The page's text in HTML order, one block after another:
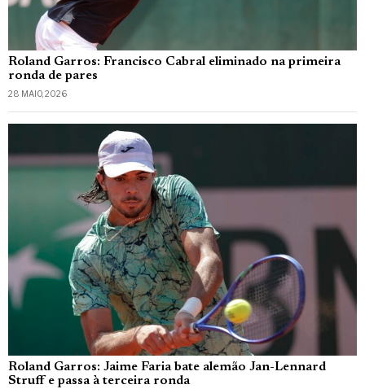
Roland Garros: Francisco Cabral eliminado na primeira
ronda de pares
28 MAIO, 2026
Roland Garros: Jaime Faria bate alemão Jan-Lennard
Struff e passa à terceira ronda